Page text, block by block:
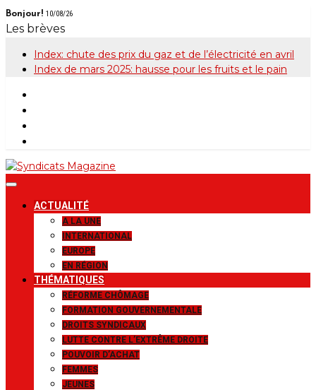
Skip
to
Bonjour! 10/08/26
Les brèves
Index: chute des prix du gaz et de l’électricité en avril
Index de mars 2025: hausse pour les fruits et le pain
Syndicats
Magazine
Le magazine de la FGTB
ACTUALITÉ
A LA UNE
INTERNATIONAL
EUROPE
EN RÉGION
THÉMATIQUES
RÉFORME CHÔMAGE
FORMATION GOUVERNEMENTALE
DROITS SYNDICAUX
LUTTE CONTRE L’EXTRÊME DROITE
POUVOIR D’ACHAT
FEMMES
JEUNES